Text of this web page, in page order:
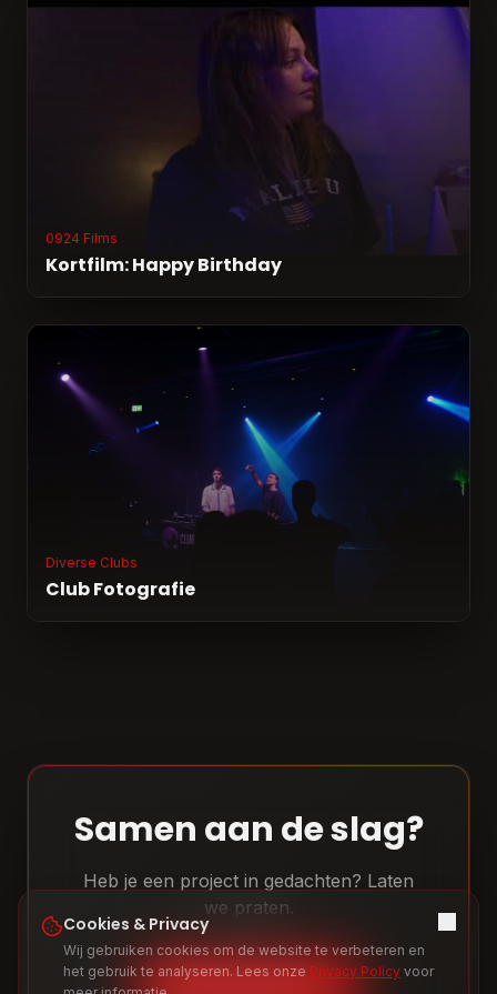
0924 Films
Kortfilm: Happy Birthday
Diverse Clubs
Club Fotografie
Samen aan de slag?
Heb je een project in gedachten? Laten
we praten.
Neem contact op
Cookies & Privacy
Wij gebruiken cookies om de website te verbeteren en
het gebruik te analyseren. Lees onze Privacy Policy voor